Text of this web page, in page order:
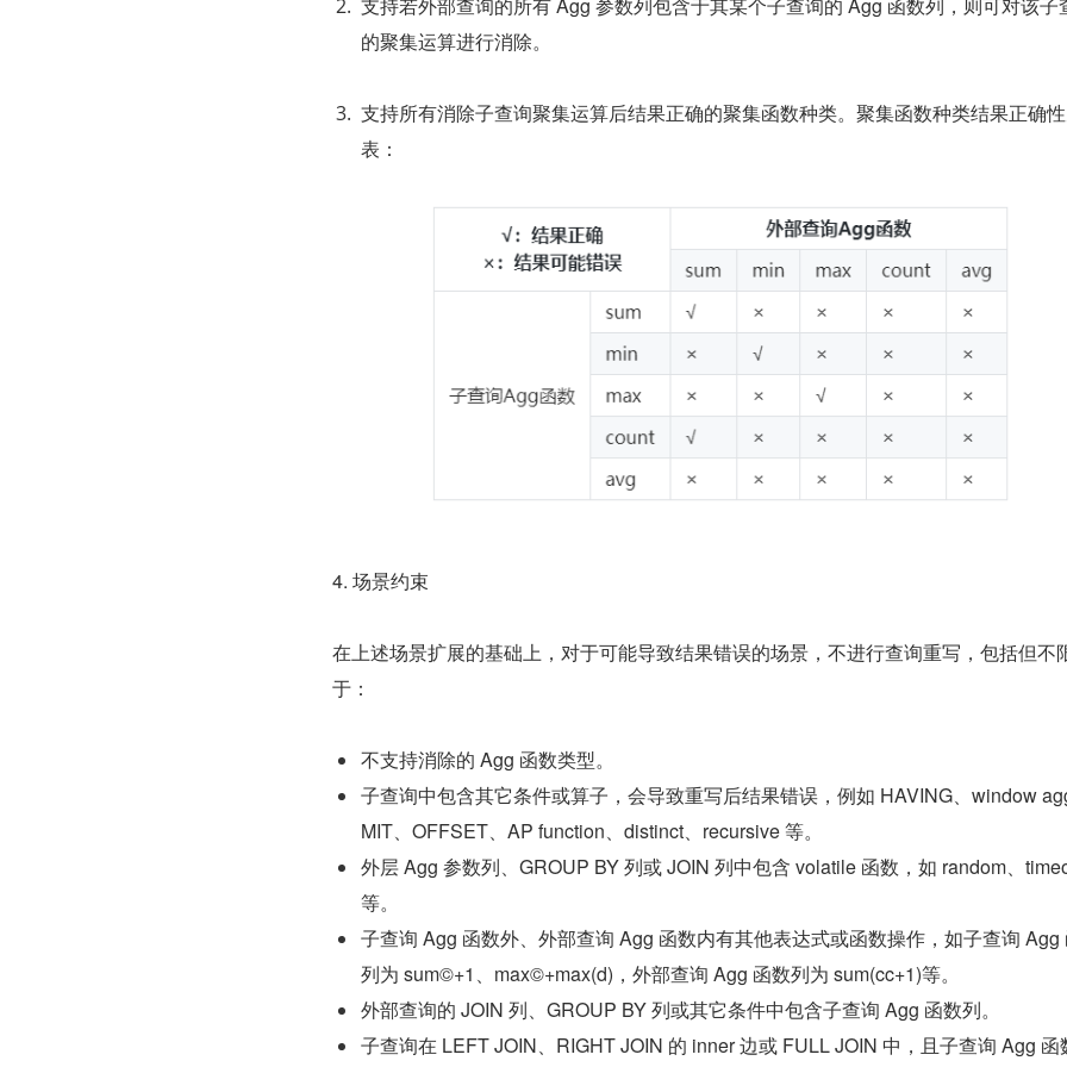
支持若外部查询的所有 Agg 参数列包含于其某个子查询的 Agg 函数列，则可对该子
的聚集运算进行消除。
支持所有消除子查询聚集运算后结果正确的聚集函数种类。聚集函数种类结果正确
表：
4. 场景约束
在上述场景扩展的基础上，对于可能导致结果错误的场景，不进行查询重写，包括但不
于：
不支持消除的 Agg 函数类型。
子查询中包含其它条件或算子，会导致重写后结果错误，例如 HAVING、window
MIT、OFFSET、AP function、distinct、recursive 等。
外层 Agg 参数列、GROUP BY 列或 JOIN 列中包含 volatile 函数，如 random、
等。
子查询 Agg 函数外、外部查询 Agg 函数内有其他表达式或函数操作，如子查询 Agg
列为 sum©+1、max©+max(d)，外部查询 Agg 函数列为 sum(cc+1)等。
外部查询的 JOIN 列、GROUP BY 列或其它条件中包含子查询 Agg 函数列。
子查询在 LEFT JOIN、RIGHT JOIN 的 inner 边或 FULL JOIN 中，且子查询 Agg 函